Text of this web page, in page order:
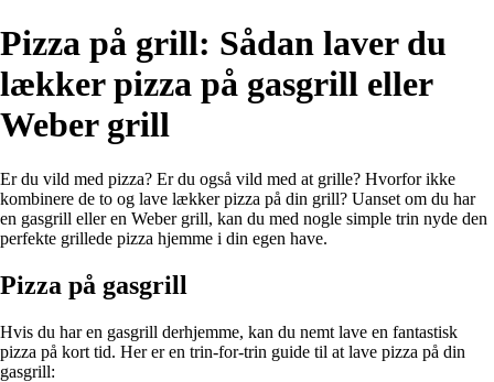
Pizza på grill: Sådan laver du
lækker pizza på gasgrill eller
Weber grill
Er du vild med pizza? Er du også vild med at grille? Hvorfor ikke
kombinere de to og lave lækker pizza på din grill? Uanset om du har
en gasgrill eller en Weber grill, kan du med nogle simple trin nyde den
perfekte grillede pizza hjemme i din egen have.
Pizza på gasgrill
Hvis du har en gasgrill derhjemme, kan du nemt lave en fantastisk
pizza på kort tid. Her er en trin-for-trin guide til at lave pizza på din
gasgrill: